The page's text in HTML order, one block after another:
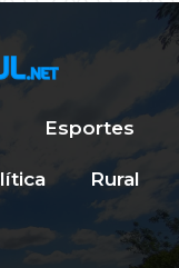
Esportes
Rural